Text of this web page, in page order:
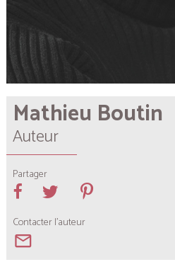
Mathieu Boutin
Auteur
Partager
Contacter l'auteur
mail_outline